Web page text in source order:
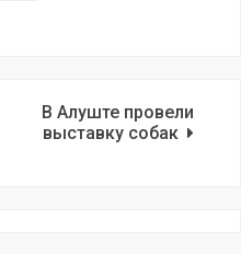
В Алуште провели
выставку собак